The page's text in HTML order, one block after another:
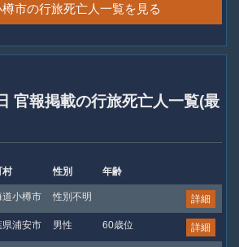
市の行旅死亡人一覧を見る
官報掲載の行旅死亡人一覧(最
村 性別 年齢
道小樽市 性別不明 詳細
県浦安市 男性 60歳位 詳細